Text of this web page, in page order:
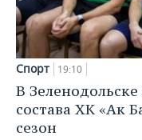
Спорт 19:10
В
состава ХК «Ак
сезон